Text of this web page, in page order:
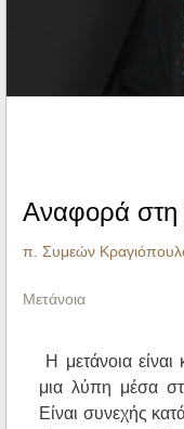
Αναφορά στη
π. Συμεών
Μετάνοια
Η μετάνοια
μια λύπη μέσα
Είναι συνεχής